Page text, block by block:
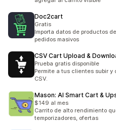
Doc2cart
Gratis
Importa datos de productos
pedidos masivos
CSV Cart Upload &
Prueba gratis disponible
Permite a tus clientes subir
CSV.
Mason: AI Smart Cart &
$149 al mes
Carrito de alto rendimiento
temporizadores, ofertas